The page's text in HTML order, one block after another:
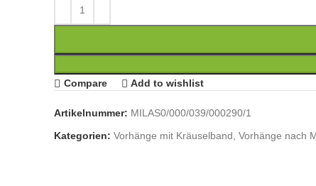
Compare
Add to wishlist
Artikelnummer: MILAS0/000/039/000290/1
Kategorien: Vorhänge mit Kräuselband Vorhänge nach